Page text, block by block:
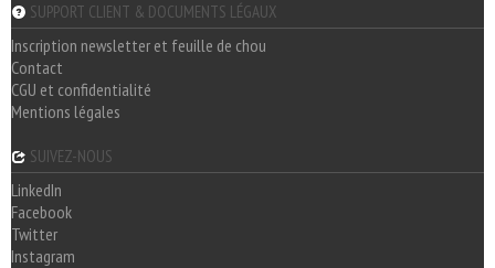
SUPPORT CLIENT & DOCUMENTS LÉGAUX
Inscription newsletter et feuille de chou
Contact
CGU et confidentialité
Mentions légales
SUIVEZ-NOUS
LinkedIn
Facebook
Twitter
Instagram